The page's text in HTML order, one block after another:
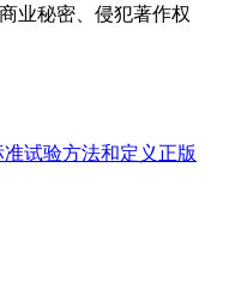
业秘密、侵犯著作权
试验方法和定义正版